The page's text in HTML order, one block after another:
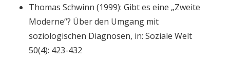
Thomas Schwinn (1999): Gibt es eine „Zweite
Moderne“? Über den Umgang mit
soziologischen Diagnosen, in: Soziale Welt
50(4): 423-432